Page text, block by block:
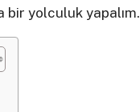
bir yolculuk yapalım.